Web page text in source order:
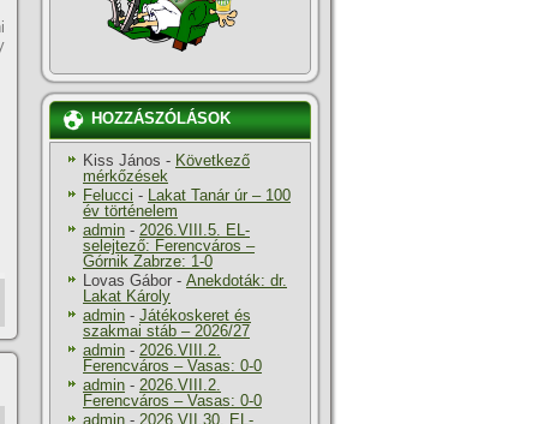
HOZZÁSZÓLÁSOK
Kiss János - Következő
mérkőzések
Felucci - Lakat Tanár úr – 100
év történelem
admin - 2026.VIII.5. EL-
selejtező: Ferencváros –
Górnik Zabrze: 1-0
Lovas Gábor - Anekdoták: dr.
Lakat Károly
admin - Játékoskeret és
szakmai stáb – 2026/27
admin - 2026.VIII.2.
Ferencváros – Vasas: 0-0
admin - 2026.VIII.2.
Ferencváros – Vasas: 0-0
admin - 2026.VII.30. EL-